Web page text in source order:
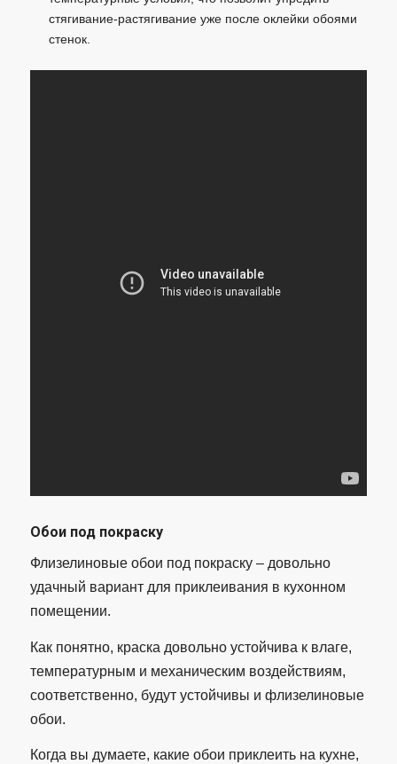
стягивание-растягивание уже после оклейки обоями
стенок.
Обои под покраску
Флизелиновые обои под покраску – довольно
удачный вариант для приклеивания в кухонном
помещении.
Как понятно, краска довольно устойчива к влаге,
температурным и механическим воздействиям,
соответственно, будут устойчивы и флизелиновые
обои.
Когда вы думаете, какие обои приклеить на кухне,